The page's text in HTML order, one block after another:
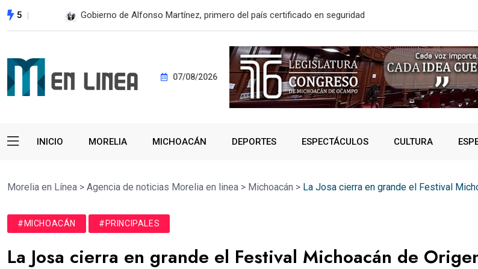
5 En 2do Año de Gobierno, Alfonso Martínez consolidó acceso a
07/08/2026
INICIO MORELIA MICHOACÁN DEPORTES ESPECTÁCULOS CULTURA
Morelia en Línea > Agencia de noticias Morelia en linea > Michoacán > La Josa cierra en grande el Festival
#MICHOACÁN #PRINCIPALES
La Josa cierra en grande el Festival Michoacán de